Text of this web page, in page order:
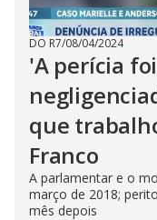
DO R7/08/04/2024
'A perícia
que
Franco
A parlamentar e o
março de 2018;
mês depois